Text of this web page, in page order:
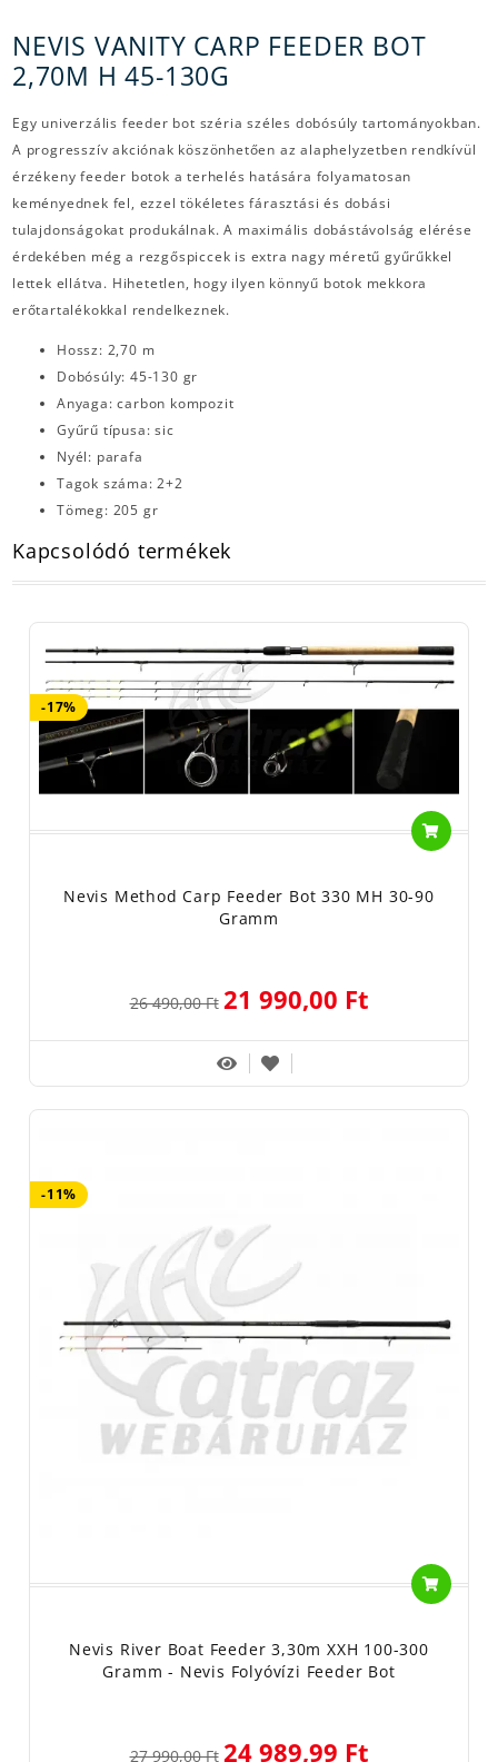
NEVIS VANITY CARP FEEDER BOT
2,70M H 45-130G
Egy univerzális feeder bot széria széles dobósúly tartományokban.
A progresszív akciónak köszönhetően az alaphelyzetben rendkívül
érzékeny feeder botok a terhelés hatására folyamatosan
keményednek fel, ezzel tökéletes fárasztási és dobási
tulajdonságokat produkálnak. A maximális dobástávolság elérése
érdekében még a rezgőspiccek is extra nagy méretű gyűrűkkel
lettek ellátva. Hihetetlen, hogy ilyen könnyű botok mekkora
erőtartalékokkal rendelkeznek.
Hossz: 2,70 m
Dobósúly: 45-130 gr
Anyaga: carbon kompozit
Gyűrű típusa: sic
Nyél: parafa
Tagok száma: 2+2
Tömeg: 205 gr
Kapcsolódó termékek
-17%
Nevis Method Carp Feeder Bot 330 MH 30-90
Gramm
26 490,00 Ft 21 990,00 Ft
-11%
Nevis River Boat Feeder 3,30m XXH 100-300
Gramm - Nevis Folyóvízi Feeder Bot
27 990,00 Ft 24 989,99 Ft